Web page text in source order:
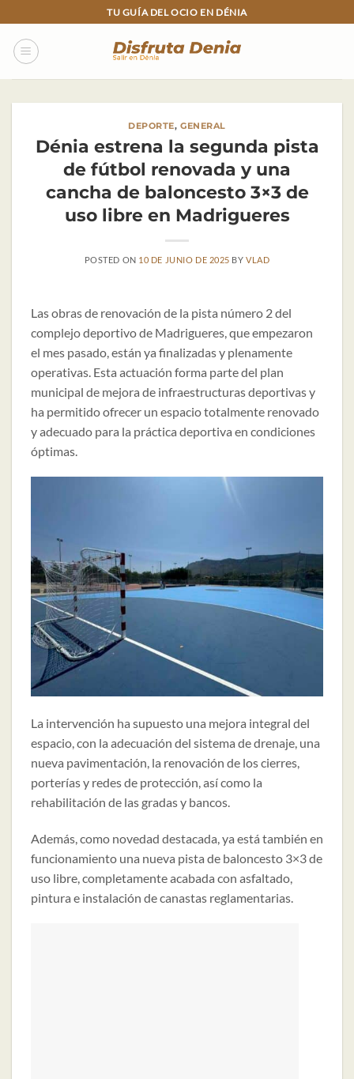
to
content
TU GUÍA DEL OCIO EN DÉNIA
DEPORTE,GENERAL
Dénia estrena la segunda pista
de fútbol renovada y una
cancha de baloncesto 3×3 de
uso libre en Madrigueres
POSTED ON 10 DE JUNIO DE 2025 BYVLAD
Las obras de renovación de la pista número 2 del
complejo deportivo de Madrigueres, que empezaron
el mes pasado, están ya finalizadas y plenamente
operativas. Esta actuación forma parte del plan
municipal de mejora de infraestructuras deportivas y
ha permitido ofrecer un espacio totalmente renovado
y adecuado para la práctica deportiva en condiciones
óptimas.
La intervención ha supuesto una mejora integral del
espacio, con la adecuación del sistema de drenaje, una
nueva pavimentación, la renovación de los cierres,
porterías y redes de protección, así como la
rehabilitación de las gradas y bancos.
Además, como novedad destacada, ya está también en
funcionamiento una nueva pista de baloncesto 3×3 de
uso libre, completamente acabada con asfaltado,
pintura e instalación de canastas reglamentarias.